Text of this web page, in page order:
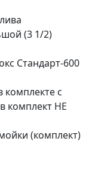
(3 1/2)
Стандарт-600
с
комплект НЕ
(комплект)